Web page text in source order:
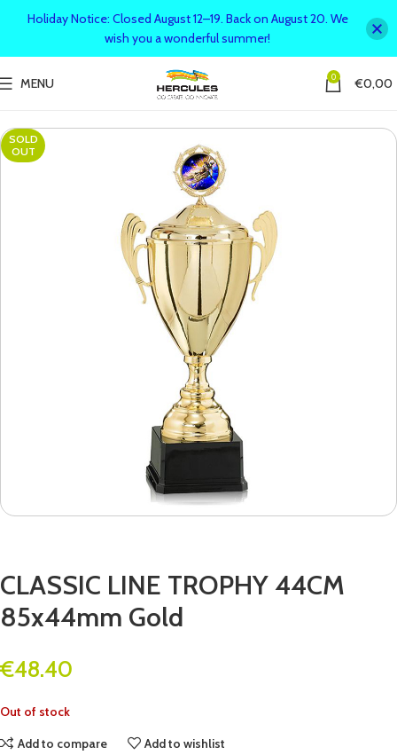
MENU 0 €0,00
SOLD
OUT
CLASSIC LINE TROPHY 44CM
85x44mm Gold
€48.40
Out of stock
Add to compare
Add to wishlist
Holiday Notice: Closed August 12–19. Back on August 20. We
wish you a wonderful summer!